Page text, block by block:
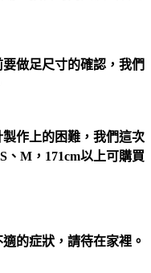
做足尺寸的確認，我們
作上的困難，我們這次
、M，171cm以上可購買
的症狀，請待在家裡。